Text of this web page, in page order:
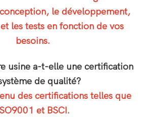
le développement,
les tests en fonction de vos
besoins.
usine a-t-elle une certification
de qualité?
des certifications telles que
et BSCI.